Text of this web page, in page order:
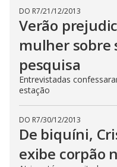
DO R7/21/12/2013
Verão
mulher sobre
pesquisa
Entrevistadas
estação
DO R7/30/12/2013
De biquíni,
exibe corpão